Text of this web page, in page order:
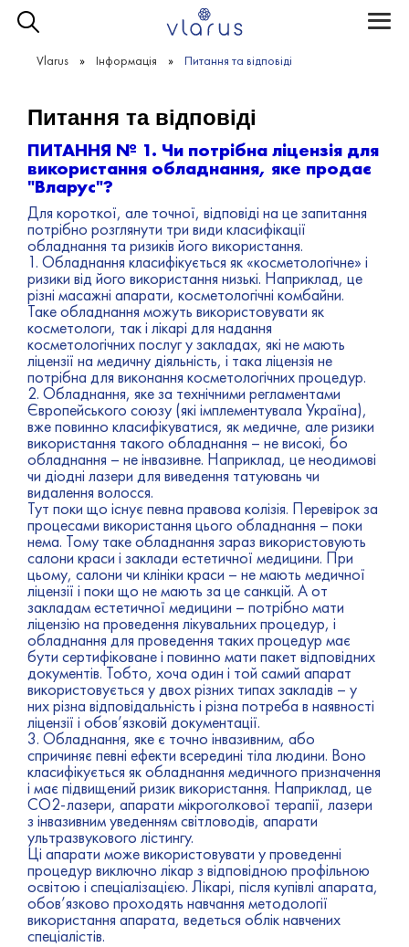
Toggle
Vlarus Інформація Питання та відповіді
Питання та відповіді
ПИТАННЯ № 1. Чи потрібна ліцензія для
використання обладнання, яке продає
"Вларус"?
Для короткої, але точної, відповіді на це запитання
потрібно розглянути три види класифікації
обладнання та ризиків його використання.
1. Обладнання класифікується як «косметологічне» і
ризики від його використання низькі. Наприклад, це
різні масажні апарати, косметологічні комбайни.
Таке обладнання можуть використовувати як
косметологи, так і лікарі для надання
косметологічних послуг у закладах, які не мають
ліцензії на медичну діяльність, і така ліцензія не
потрібна для виконання косметологічних процедур.
2. Обладнання, яке за технічними регламентами
Європейського союзу (які імплементувала Україна),
вже повинно класифікуватися, як медичне, але ризики
використання такого обладнання – не високі, бо
обладнання – не інвазивне. Наприклад, це неодимові
чи діодні лазери для виведення татуювань чи
видалення волосся.
Тут поки що існує певна правова колізія. Перевірок за
процесами використання цього обладнання – поки
нема. Тому таке обладнання зараз використовують
салони краси і заклади естетичної медицини. При
цьому, салони чи клініки краси – не мають медичної
ліцензії і поки що не мають за це санкцій. А от
закладам естетичної медицини – потрібно мати
ліцензію на проведення лікувальних процедур, і
обладнання для проведення таких процедур має
бути сертифіковане і повинно мати пакет відповідних
документів. Тобто, хоча один і той самий апарат
використовується у двох різних типах закладів – у
них різна відповідальність і різна потреба в наявності
ліцензії і обов’язковій документації.
3. Обладнання, яке є точно інвазивним, або
спричиняє певні ефекти всередині тіла людини. Воно
класифікується як обладнання медичного призначення
і має підвищений ризик використання. Наприклад, це
СО2-лазери, апарати мікроголкової терапії, лазери
з інвазивним уведенням світловодів, апарати
ультразвукового лістингу.
Ці апарати може використовувати у проведенні
процедур виключно лікар з відповідною профільною
освітою і спеціалізацією. Лікарі, після купівлі апарата,
обов’язково проходять навчання методології
використання апарата, ведеться облік навчених
спеціалістів.